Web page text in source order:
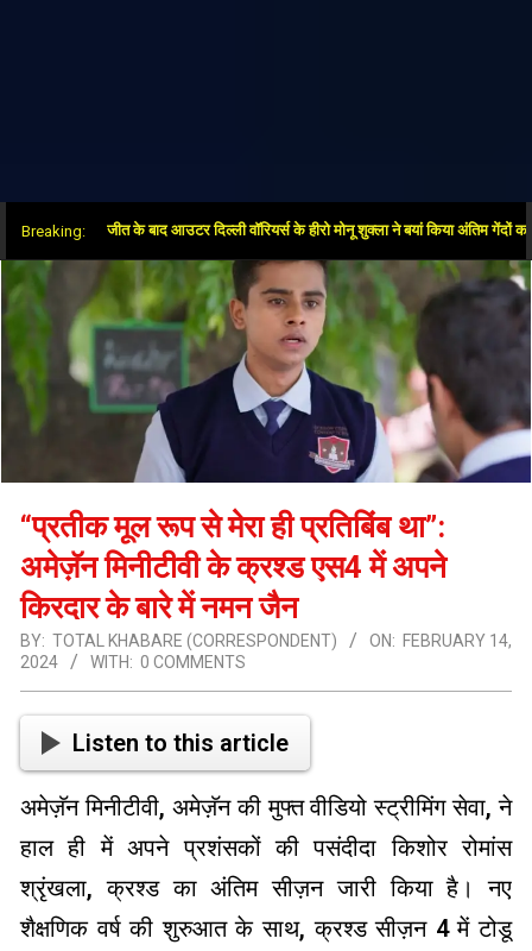
Breaking:
ओवर में जीत के बाद आउटर दिल्ली वॉरियर्स के हीरो मोनू शुक्ला ने बयां किया अंतिम गेंदों का रोमांच
“प्रतीक मूल रूप से मेरा ही प्रतिबिंब था”:
अमेज़ॅन मिनीटीवी के क्रश्ड एस4 में अपने
किरदार के बारे में नमन जैन
BY: TOTAL KHABARE (CORRESPONDENT) ON: FEBRUARY 14,
2024
WITH: 0 COMMENTS
Listen to this article
अमेज़ॅन मिनीटीवी, अमेज़ॅन की मुफ्त वीडियो स्ट्रीमिंग सेवा, ने
हाल ही में अपने प्रशंसकों की पसंदीदा किशोर रोमांस
श्रृंखला, क्रश्ड का अंतिम सीज़न जारी किया है। नए
शैक्षणिक वर्ष की शुरुआत के साथ, क्रश्ड सीज़न 4 में टोडू